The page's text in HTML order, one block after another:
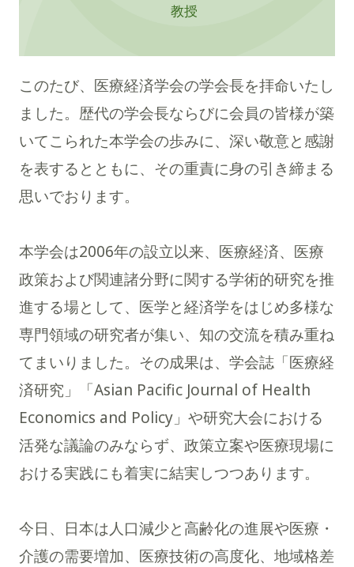
教授
このたび、医療経済学会の学会長を拝命いたし
ました。歴代の学会長ならびに会員の皆様が築
いてこられた本学会の歩みに、深い敬意と感謝
を表するとともに、その重責に身の引き締まる
思いでおります。
本学会は2006年の設立以来、医療経済、医療
政策および関連諸分野に関する学術的研究を推
進する場として、医学と経済学をはじめ多様な
専門領域の研究者が集い、知の交流を積み重ね
てまいりました。その成果は、学会誌「医療経
済研究」「Asian Pacific Journal of Health
Economics and Policy」や研究大会における
活発な議論のみならず、政策立案や医療現場に
おける実践にも着実に結実しつつあります。
今日、日本は人口減少と高齢化の進展や医療・
介護の需要増加、医療技術の高度化、地域格差